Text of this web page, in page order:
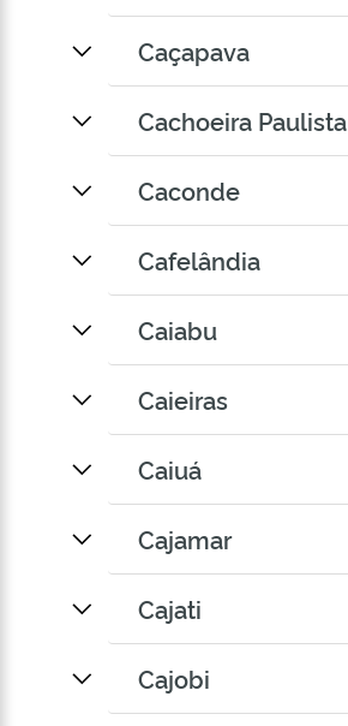
Caçapava
Cachoeira Paulista
Caconde
Cafelândia
Caiabu
Caieiras
Caiuá
Cajamar
Cajati
Cajobi